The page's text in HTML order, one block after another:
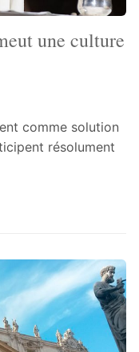
une culture
comme solution
résolument